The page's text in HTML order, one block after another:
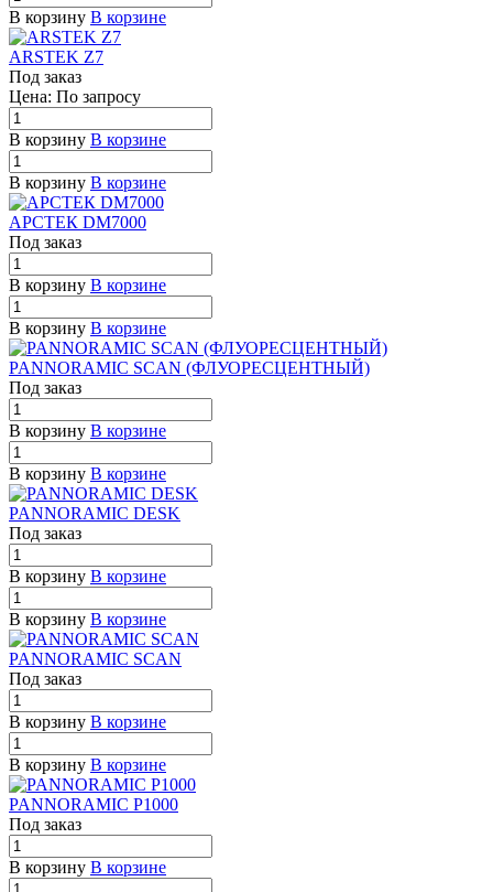
В корзину В корзине
ARSTEK Z7
Под заказ
Цена: По запросу
В корзину В корзине
В корзину В корзине
АРСТЕК DM7000
Под заказ
В корзину В корзине
В корзину В корзине
PANNORAMIC SCAN (ФЛУОРЕСЦЕНТНЫЙ)
Под заказ
В корзину В корзине
В корзину В корзине
PANNORAMIC DESK
Под заказ
В корзину В корзине
В корзину В корзине
PANNORAMIC SCAN
Под заказ
В корзину В корзине
В корзину В корзине
PANNORAMIC P1000
Под заказ
В корзину В корзине